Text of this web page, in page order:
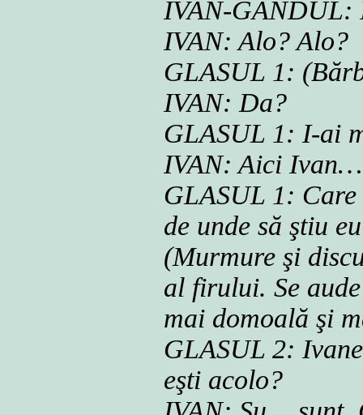
IVAN-
IVAN: Alo? Alo?
GLASUL 1:
IVAN: Da?
GLASUL 1: I-ai
IVAN: Aici Ivan…
GLASUL 1:
de unde să ştiu
(Murmure şi
al firului. Se
mai domoală şi
GLASUL 2:
eşti acolo?